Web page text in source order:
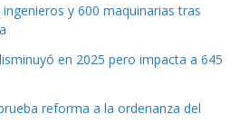
y 600 maquinarias tras
en 2025 pero impacta a 645
reforma a la ordenanza del